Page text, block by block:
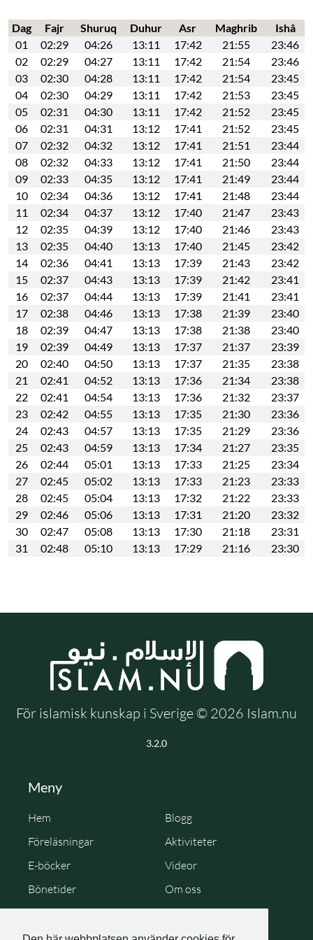
Dag Fajr Shuruq Duhur Asr Maghrib
Ishâ
01
02:29 04:26 13:11 17:42 21:55
23:46
02
02:29 04:27 13:11 17:42 21:54
23:46
03
02:30 04:28 13:11 17:42 21:54
23:45
04
02:30 04:29 13:11 17:42 21:53
23:45
05
02:31 04:30 13:11 17:42 21:52
23:45
06
02:31 04:31 13:12 17:41 21:52
23:45
07
02:32 04:32 13:12 17:41 21:51
23:44
08
02:32 04:33 13:12 17:41 21:50
23:44
09
02:33 04:35 13:12 17:41 21:49
23:44
10
02:34 04:36 13:12 17:41 21:48
23:44
11
02:34 04:37 13:12 17:40 21:47
23:43
12
02:35 04:39 13:12 17:40 21:46
23:43
13
02:35 04:40 13:13 17:40 21:45
23:42
14
02:36 04:41 13:13 17:39 21:43
23:42
15
02:37 04:43 13:13 17:39 21:42
23:41
16
02:37 04:44 13:13 17:39 21:41
23:41
17
02:38 04:46 13:13 17:38 21:39
23:40
18
02:39 04:47 13:13 17:38 21:38
23:40
19
02:39 04:49 13:13 17:37 21:37
23:39
20
02:40 04:50 13:13 17:37 21:35
23:38
21
02:41 04:52 13:13 17:36 21:34
23:38
22
02:41 04:54 13:13 17:36 21:32
23:37
23
02:42 04:55 13:13 17:35 21:30
23:36
24
02:43 04:57 13:13 17:35 21:29
23:36
25
02:43 04:59 13:13 17:34 21:27
23:35
26
02:44 05:01 13:13 17:33 21:25
23:34
27
02:45 05:02 13:13 17:33 21:23
23:33
28
02:45 05:04 13:13 17:32 21:22
23:33
29
02:46 05:06 13:13 17:31 21:20
23:32
30
02:47 05:08 13:13 17:30 21:18
23:31
31
02:48 05:10 13:13 17:29 21:16 23:30
För islamisk kunskap i Sverige © 2026 Islam.nu
3.2.0
Meny
Hem
Blogg
Föreläsningar
Aktiviteter
E-böcker
Videor
Bönetider
Om oss
Cookie Policy
Personuppgiftspolicy